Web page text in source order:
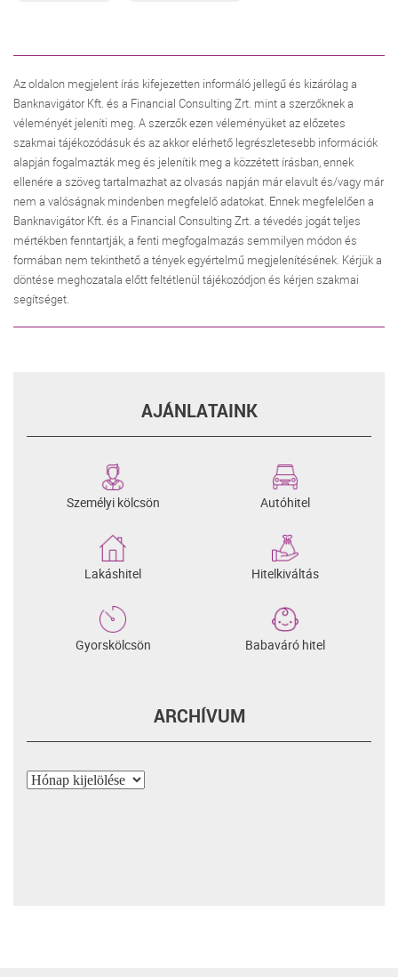
Az oldalon megjelent írás kifejezetten informáló jellegű és kizárólag a
Banknavigátor Kft. és a Financial Consulting Zrt. mint a szerzőknek a
véleményét jeleníti meg. A szerzők ezen véleményüket az előzetes
szakmai tájékozódásuk és az akkor elérhető legrészletesebb információk
alapján fogalmazták meg és jelenítik meg a közzétett írásban, ennek
ellenére a szöveg tartalmazhat az olvasás napján már elavult és/vagy már
nem a valóságnak mindenben megfelelő adatokat. Ennek megfelelően a
Banknavigátor Kft. és a Financial Consulting Zrt. a tévedés jogát teljes
mértékben fenntartják, a fenti megfogalmazás semmilyen módon és
formában nem tekinthető a tények egyértelmű megjelenítésének. Kérjük a
döntése meghozatala előtt feltétlenül tájékozódjon és kérjen szakmai
segítséget.
AJÁNLATAINK
Személyi kölcsön Autóhitel
Lakáshitel Hitelkiváltás
Gyorskölcsön Babaváró hitel
ARCHÍVUM
Archívum